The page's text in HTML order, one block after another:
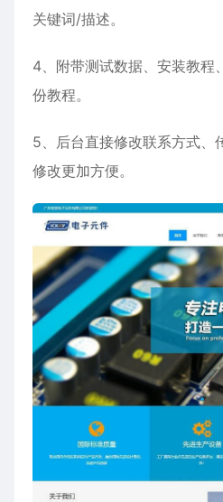
关键词/描述。
4、附带测试数据、安装教程
份教程。
5、后台直接修改联系方式、
修改更加方便。